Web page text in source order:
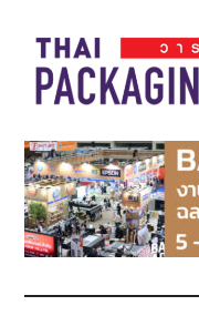
main
content
secondary
menu
primary
sidebar
footer
Thai
Pack
Pack
Magazine